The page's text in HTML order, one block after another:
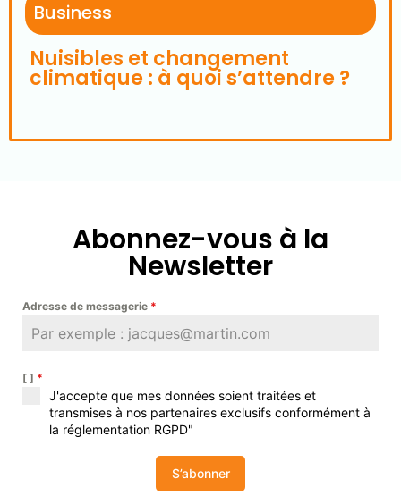
Business
Nuisibles et changement
climatique : à quoi s’attendre ?
Abonnez-vous à la
Newsletter
Adresse de messagerie *
[ ] *
J'accepte que mes données soient traitées et
transmises à nos partenaires exclusifs conformément à
la réglementation RGPD"
S’abonner